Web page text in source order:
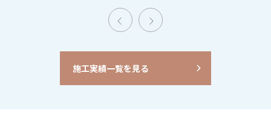
施工実績一覧を見る